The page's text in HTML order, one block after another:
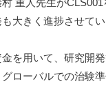
重人先生が
大きく進捗させてい
を用いて、研究開
ローバルでの治験